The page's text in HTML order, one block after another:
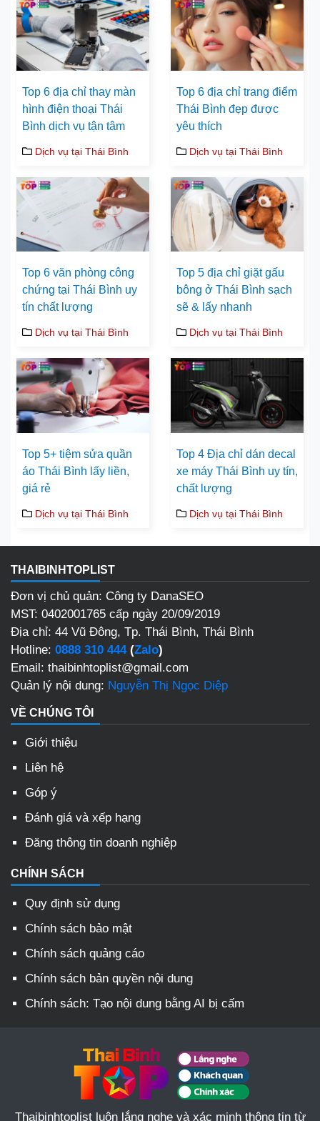
Top 6 địa chỉ thay màn
hình điện thoại Thái
Bình dịch vụ tận tâm
Dịch vụ tại Thái Bình
Top 6 địa chỉ trang điểm
Thái Bình đẹp được
yêu thích
Dịch vụ tại Thái Bình
Top 6 văn phòng công
chứng tại Thái Bình uy
tín chất lượng
Dịch vụ tại Thái Bình
Top 5 địa chỉ giặt gấu
bông ở Thái Bình sạch
sẽ & lấy nhanh
Dịch vụ tại Thái Bình
Top 5+ tiệm sửa quần
áo Thái Bình lấy liền,
giá rẻ
Dịch vụ tại Thái Bình
Top 4 Địa chỉ dán decal
xe máy Thái Bình uy tín,
chất lượng
Dịch vụ tại Thái Bình
THAIBINHTOPLIST
Đơn vị chủ quản: Công ty DanaSEO
MST: 0402001765 cấp ngày 20/09/2019
Địa chỉ: 44 Vũ Đông, Tp. Thái Bình, Thái Bình
Hotline: 0888 310 444(Zalo)
Email: thaibinhtoplist@gmail.com
Quản lý nội dung: Nguyễn Thị Ngọc Diệp
VỀ CHÚNG TÔI
Giới thiệu
Liên hệ
Góp ý
Đánh giá và xếp hạng
Đăng thông tin doanh nghiệp
CHÍNH SÁCH
Quy định sử dụng
Chính sách bảo mật
Chính sách quảng cáo
Chính sách bản quyền nội dung
Chính sách: Tạo nội dung bằng AI bị cấm
Thaibinhtoplist luôn lắng nghe và xác minh thông tin từ